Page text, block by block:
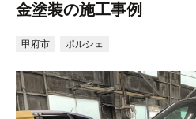
金塗装の施工事例
甲府市 ポルシェ